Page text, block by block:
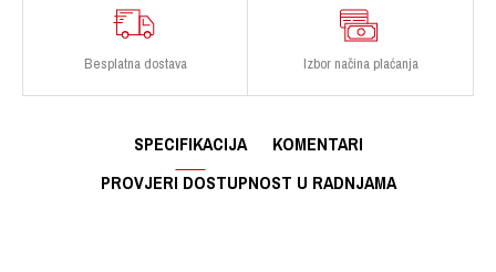
Besplatna dostava Izbor načina plaćanja
SPECIFIKACIJA
KOMENTARI
PROVJERI DOSTUPNOST U RADNJAMA